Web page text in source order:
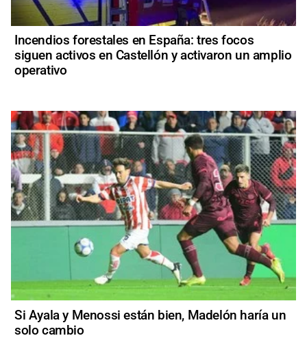
Incendios forestales en España: tres focos
siguen activos en Castellón y activaron un amplio
operativo
Si Ayala y Menossi están bien, Madelón haría un
solo cambio